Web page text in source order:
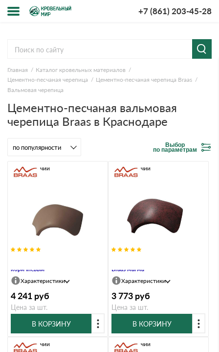
+7 (861) 203-45-28
компании
и оплата
Главная
Каталог кровельных материалов
Цементно-песчаная черепица
Цементно-песчаная черепица Braas
Вальмовая черепица
Цементно-песчаная вальмовая
черепица Braas в Краснодаре
Выбор
по параметрам
коричневый
В наличии
Характеристики
4 241 руб
Цена за шт.
В КОРЗИНУ
Braas магма
В наличии
Характеристики
3 773 руб
Цена за шт.
В КОРЗИНУ
В наличии В наличии